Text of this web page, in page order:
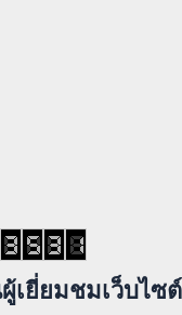
เยี่ยมชมเว็บไซต์